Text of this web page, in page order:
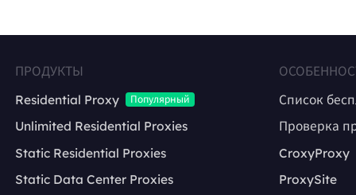
ПРОДУКТЫ
Residential Proxy
Популярный
Unlimited Residential Proxies
Static Residential Proxies
Static Data Center Proxies
Список
Проверка
CroxyProxy
ProxySite